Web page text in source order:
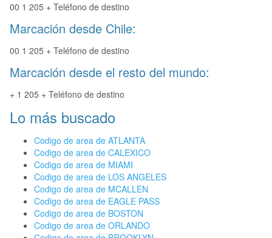
00 1 205 + Teléfono de destino
Marcación desde Chile:
00 1 205 + Teléfono de destino
Marcación desde el resto del mundo:
+ 1 205 + Teléfono de destino
Lo más buscado
Codigo de area de ATLANTA
Codigo de area de CALEXICO
Codigo de area de MIAMI
Codigo de area de LOS ANGELES
Codigo de area de MCALLEN
Codigo de area de EAGLE PASS
Codigo de area de BOSTON
Codigo de area de ORLANDO